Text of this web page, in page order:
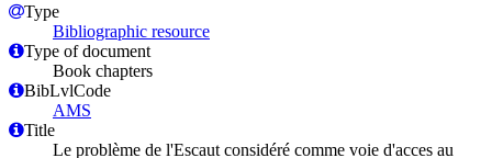
Type
Bibliographic resource
Type of document
Book chapters
BibLvlCode
AMS
Title
Le problème de l'Escaut considéré comme voie d'acces au